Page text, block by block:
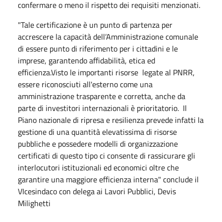
confermare o meno il rispetto dei requisiti menzionati.
"Tale certificazione è un punto di partenza per
accrescere la capacità dell’Amministrazione comunale
di essere punto di riferimento per i cittadini e le
imprese, garantendo affidabilità, etica ed
efficienza.Visto le importanti risorse legate al PNRR,
essere riconosciuti all'esterno come una
amministrazione trasparente e corretta, anche da
parte di investitori internazionali è prioritatorio. Il
Piano nazionale di ripresa e resilienza prevede infatti la
gestione di una quantità elevatissima di risorse
pubbliche e possedere modelli di organizzazione
certificati di questo tipo ci consente di rassicurare gli
interlocutori istituzionali ed economici oltre che
garantire una maggiore efficienza interna" conclude il
VIcesindaco con delega ai Lavori Pubblici, Devis
Milighetti